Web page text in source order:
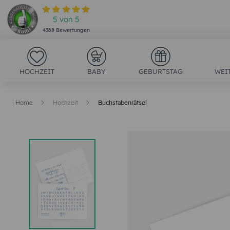
5 von 5
4368Bewertungen
HOCHZEIT BABY GEBURTSTAG
Home Hochzeit Buchstabenrätsel